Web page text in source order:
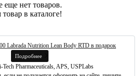
нет товаров.
в каталоге!
Labrada Nutrition Lean Body RTD в подарок
Подробнее
Pharmaceuticals, APS, USPLabs